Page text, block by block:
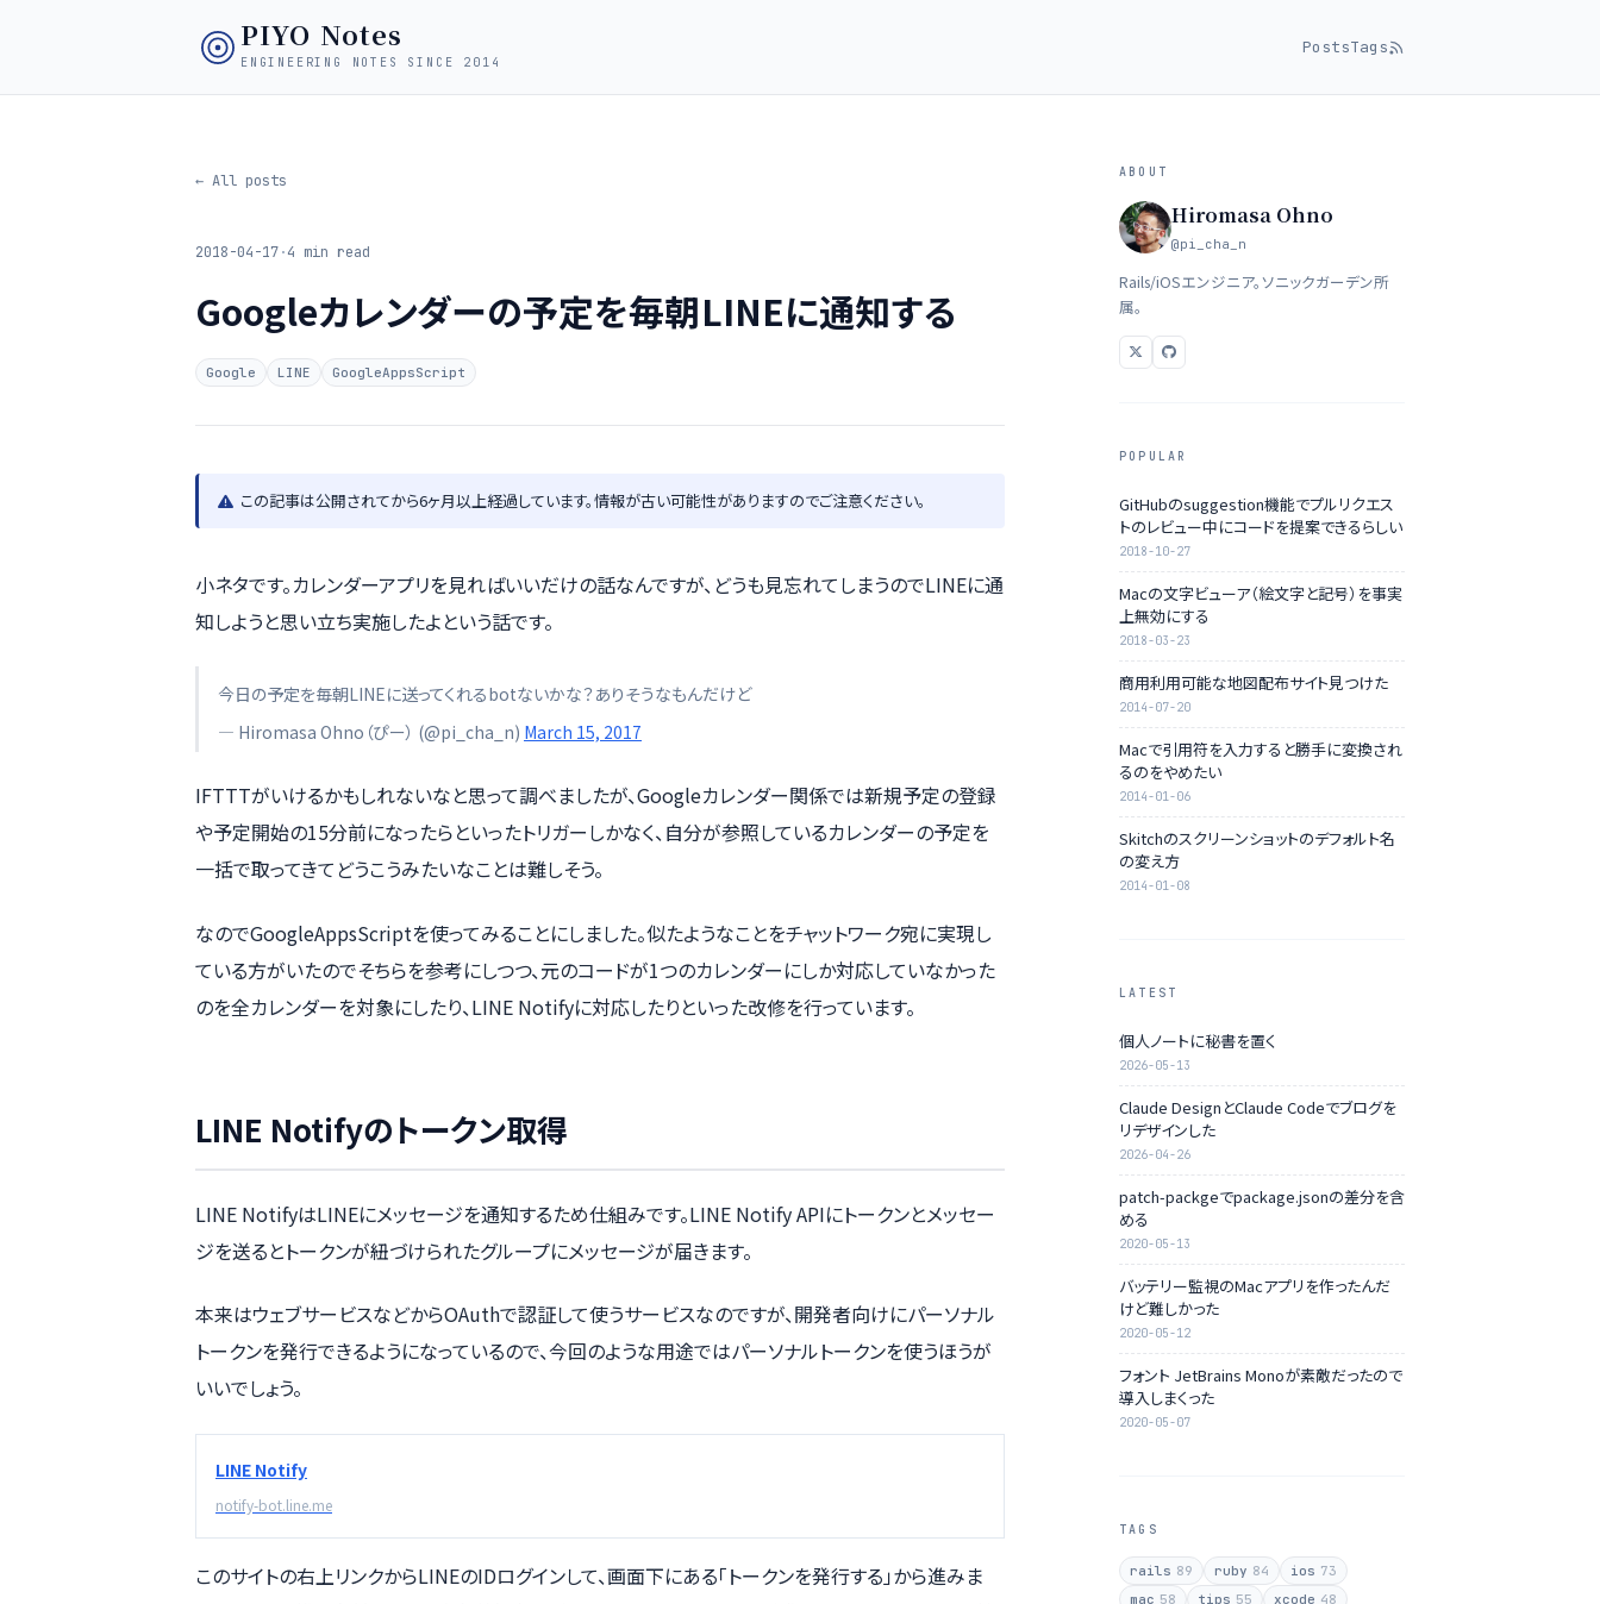
PIYO Notes
ENGINEERING NOTES SINCE 2014
PostsTags
← All posts
2018-04-17·4 min read
Googleカレンダーの予定を毎朝LINEに通知する
Google LINE GoogleAppsScript
この記事は公開されてから6ヶ月以上経過しています。情報が古い可能性がありますのでご注意ください。
小ネタです。カレンダーアプリを見ればいいだけの話なんですが、どうも見忘れてしまうのでLINEに通
知しようと思い立ち実施したよという話です。
今日の予定を毎朝LINEに送ってくれるbotないかな？ありそうなもんだけど
— Hiromasa Ohno（ぴー） (@pi_cha_n) March 15, 2017
IFTTTがいけるかもしれないなと思って調べましたが、Googleカレンダー関係では新規予定の登録
や予定開始の15分前になったらといったトリガーしかなく、自分が参照しているカレンダーの予定を
一括で取ってきてどうこうみたいなことは難しそう。
なのでGoogleAppsScriptを使ってみることにしました。似たようなことをチャットワーク宛に実現し
ている方がいたのでそちらを参考にしつつ、元のコードが1つのカレンダーにしか対応していなかった
のを全カレンダーを対象にしたり、LINE Notifyに対応したりといった改修を行っています。
LINE Notifyのトークン取得
LINE NotifyはLINEにメッセージを通知するため仕組みです。LINE Notify APIにトークンとメッセー
ジを送るとトークンが紐づけられたグループにメッセージが届きます。
本来はウェブサービスなどからOAuthで認証して使うサービスなのですが、開発者向けにパーソナル
トークンを発行できるようになっているので、今回のような用途ではパーソナルトークンを使うほうが
いいでしょう。
LINE Notify
notify-bot.line.me
このサイトの右上リンクからLINEのIDログインして、画面下にある「トークンを発行する」から進みま
ABOUT
Hiromasa Ohno
@pi_cha_n
Rails/iOSエンジニア。ソニックガーデン所
属。
POPULAR
GitHubのsuggestion機能でプルリクエス
トのレビュー中にコードを提案できるらしい
2018-10-27
Macの文字ビューア（絵文字と記号）を事実
上無効にする
2018-03-23
商用利用可能な地図配布サイト見つけた
2014-07-20
Macで引用符を入力すると勝手に変換され
るのをやめたい
2014-01-06
Skitchのスクリーンショットのデフォルト名
の変え方
2014-01-08
LATEST
個人ノートに秘書を置く
2026-05-13
Claude DesignとClaude Codeでブログを
リデザインした
2026-04-26
patch-packgeでpackage.jsonの差分を含
める
2020-05-13
バッテリー監視のMacアプリを作ったんだ
けど難しかった
2020-05-12
フォント JetBrains Monoが素敵だったので
導入しまくった
2020-05-07
TAGS
rails 89 ruby 84 ios 73
mac 58 tips 55 xcode 48